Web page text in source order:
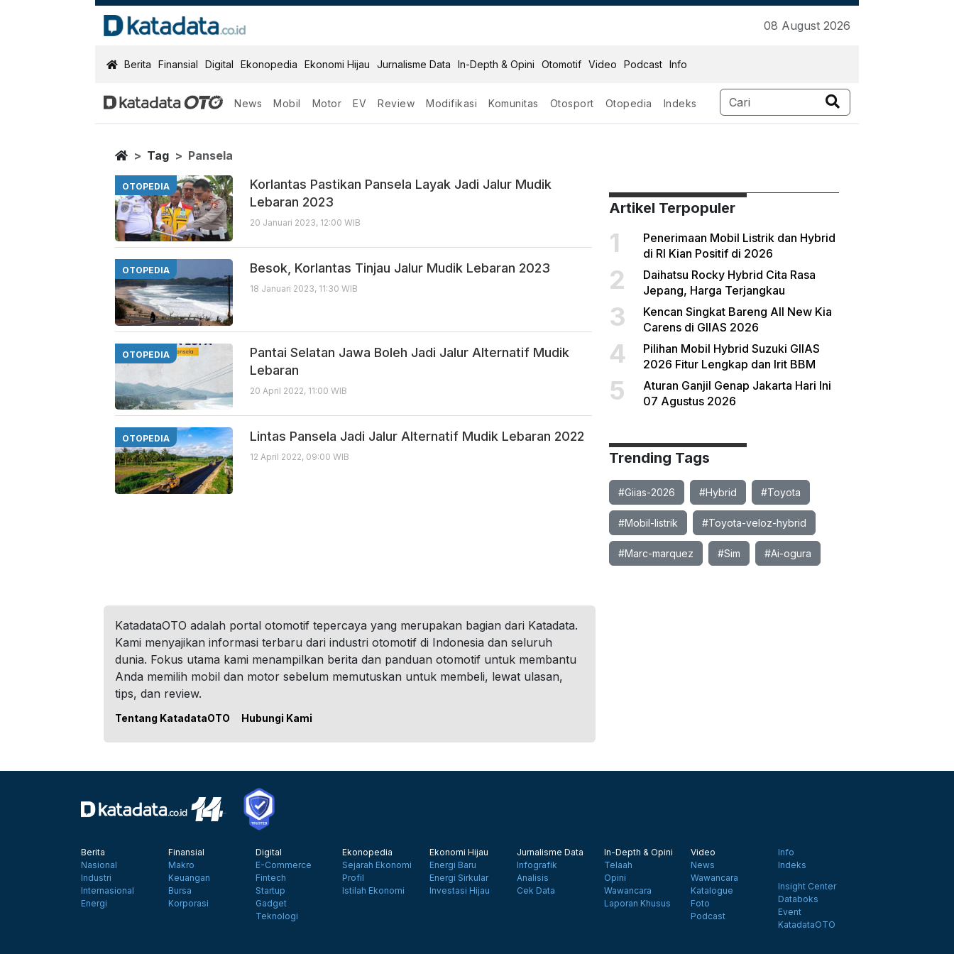
08 August 2026
KatadataOTO
Berita Finansial Digital Ekonopedia Ekonomi Hijau Jurnalisme Data In-Depth & Opini Otomotif Video Podcast Info
News Mobil Motor EV Review Modifikasi Komunitas Otosport Otopedia Indeks
Pansela
Berita Terbaru
Home
Tag Pansela
OTOPEDIA
Korlantas Pastikan Pansela Layak Jadi Jalur Mudik
Lebaran 2023
20 Januari 2023, 12:00 WIB
OTOPEDIA Besok, Korlantas Tinjau Jalur Mudik Lebaran 2023
18 Januari 2023, 11:30 WIB
OTOPEDIA
Pantai Selatan Jawa Boleh Jadi Jalur Alternatif Mudik
Lebaran
20 April 2022, 11:00 WIB
OTOPEDIA Lintas Pansela Jadi Jalur Alternatif Mudik Lebaran 2022
12 April 2022, 09:00 WIB
Artikel Terpopuler
1
Penerimaan Mobil Listrik dan Hybrid
di RI Kian Positif di 2026
2
Daihatsu Rocky Hybrid Cita Rasa
Jepang, Harga Terjangkau
3
Kencan Singkat Bareng All New Kia
Carens di GIIAS 2026
4
Pilihan Mobil Hybrid Suzuki GIIAS
2026 Fitur Lengkap dan Irit BBM
5
Aturan Ganjil Genap Jakarta Hari Ini
07 Agustus 2026
Trending Tags
#Giias-2026 #Hybrid #Toyota
#Mobil-listrik #Toyota-veloz-hybrid
#Marc-marquez #Sim #Ai-ogura
KatadataOTO adalah portal otomotif tepercaya yang merupakan bagian dari Katadata.
Kami menyajikan informasi terbaru dari industri otomotif di Indonesia dan seluruh
dunia. Fokus utama kami menampilkan berita dan panduan otomotif untuk membantu
Anda memilih mobil dan motor sebelum memutuskan untuk membeli, lewat ulasan,
tips, dan review.
Tentang KatadataOTO Hubungi Kami
Berita
Nasional
Industri
Internasional
Energi
Finansial
Makro
Keuangan
Bursa
Korporasi
Digital
E-Commerce
Fintech
Startup
Gadget
Teknologi
Ekonopedia
Sejarah Ekonomi
Profil
Istilah Ekonomi
Ekonomi Hijau
Energi Baru
Energi Sirkular
Investasi Hijau
Jurnalisme Data
Infografik
Analisis
Cek Data
In-Depth & Opini
Telaah
Opini
Wawancara
Laporan Khusus
Video
News
Wawancara
Katalogue
Foto
Podcast
Info
Indeks
Insight Center
Databoks
Event
KatadataOTO